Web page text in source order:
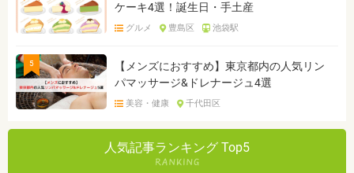
ケーキ4選！誕生日・手土産
グルメ 豊島区 池袋駅
5
【メンズにおすすめ】東京都内の人気リン
パマッサージ&ドレナージュ4選
美容・健康 千代田区
人気記事ランキング Top5